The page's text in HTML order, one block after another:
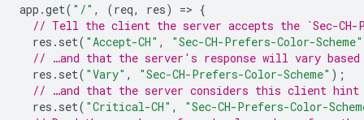
app .get( "/" , (req, res) => {
// Tell the client the server accepts the `Sec-CH-
res . set( "Accept-CH" , "Sec-CH-Prefers-Color-Scheme"
// …and that the server's response will vary
res . set( "Vary" , "Sec-CH-Prefers-Color-Scheme" );
// …and that the server considers this client
res . set( "Critical-CH" ,
"Sec-CH-Prefers-Color-